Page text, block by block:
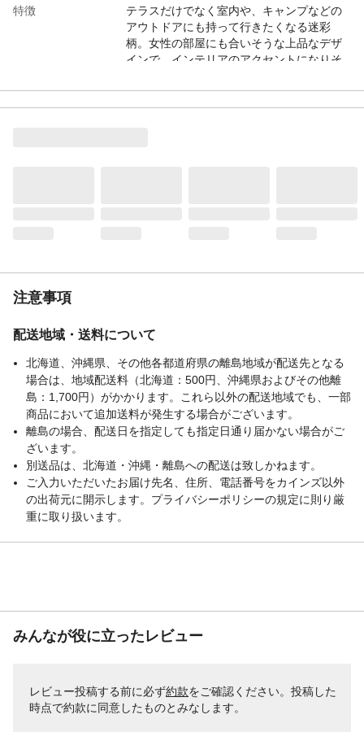
特徴
テラスだけでなく室内や、キャンプなどの
アウトドアにも持って行きたくなる迷彩
柄。女性の部屋にも合いそうな上品なデザ
インで、インテリアのアクセントになりそ
スはもちろん、室内でも使いやすいデザイ
ンです。
注意事項
配送地域・送料について
北海道、沖縄県、その他各都道府県の離島地域が配送先となる
場合は、地域配送料（北海道：500円、沖縄県およびその他離
島：1,700円）がかかります。これら以外の配送地域でも、一部
商品において追加送料が発生する場合がございます。
離島の場合、配送日を指定しても指定日通り届かない場合がご
ざいます。
別送品は、北海道・沖縄・離島への配送は致しかねます。
ご入力いただいたお届け先名、住所、電話番号をカインズ以外
の出荷元に開示します。プライバシーポリシーの規定に則り厳
重に取り扱います。
みんなが役に立ったレビュー
レビュー投稿する前に必ず約款をご確認ください。投稿した
時点で約款に同意したものとみなします。